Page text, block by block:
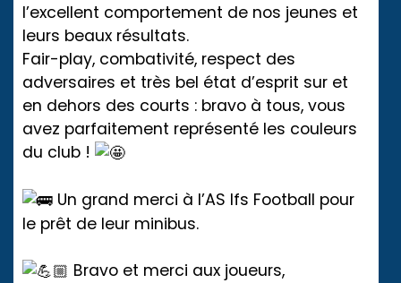
l’excellent comportement de nos jeunes et
leurs beaux résultats.
Fair-play, combativité, respect des
adversaires et très bel état d’esprit sur et
en dehors des courts : bravo à tous, vous
avez parfaitement représenté les couleurs
du club !
Un grand merci à l’AS Ifs Football pour
le prêt de leur minibus.
Bravo et merci aux joueurs,